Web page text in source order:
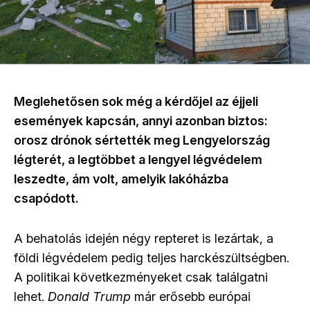
Meglehetősen sok még a kérdőjel az éjjeli
események kapcsán, annyi azonban biztos:
orosz drónok sértették meg Lengyelország
légterét, a legtöbbet a lengyel légvédelem
leszedte, ám volt, amelyik lakóházba
csapódott.
A behatolás idején négy repteret is lezártak, a
földi légvédelem pedig teljes harckészültségben.
A politikai következményeket csak találgatni
lehet. Donald Trump már erősebb európai